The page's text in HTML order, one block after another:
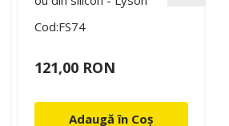
Cod:FS74
121,00 RON
Adaugă în Coș